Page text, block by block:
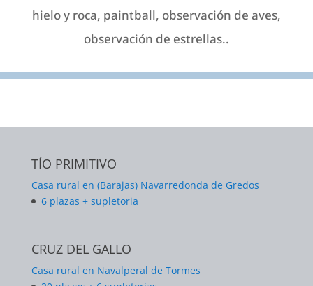
hielo y roca, paintball, observación de aves,
observación de estrellas..
TÍO PRIMITIVO
Casa rural en (Barajas) Navarredonda de Gredos
6 plazas + supletoria
CRUZ DEL GALLO
Casa rural en Navalperal de Tormes